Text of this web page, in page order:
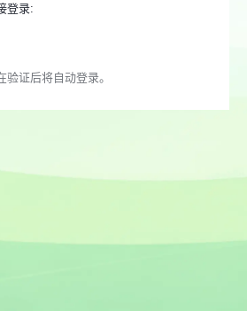
登录:
证后将自动登录。